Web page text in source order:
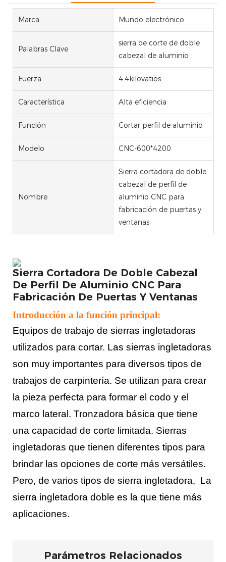
Marca Mundo electrónico
Palabras Clave
sierra de corte de doble
cabezal de aluminio
Fuerza 4.4kilovatios
Característica Alta eficiencia
Función Cortar perfil de aluminio
Modelo CNC-600*4200
Nombre
Sierra cortadora de doble
cabezal de perfil de
aluminio CNC para
fabricación de puertas y
ventanas
Sierra Cortadora De Doble Cabezal
De Perfil De Aluminio CNC Para
Fabricación De Puertas Y Ventanas
Introducción a la función principal:
Equipos de trabajo de sierras ingletadoras
utilizados para cortar. Las sierras ingletadoras
son muy importantes para diversos tipos de
trabajos de carpintería. Se utilizan para crear
la pieza perfecta para formar el codo y el
marco lateral. Tronzadora básica que tiene
una capacidad de corte limitada. Sierras
ingletadoras que tienen diferentes tipos para
brindar las opciones de corte más versátiles.
Pero, de varios tipos de sierra ingletadora, La
sierra ingletadora doble es la que tiene más
aplicaciones.
Parámetros Relacionados